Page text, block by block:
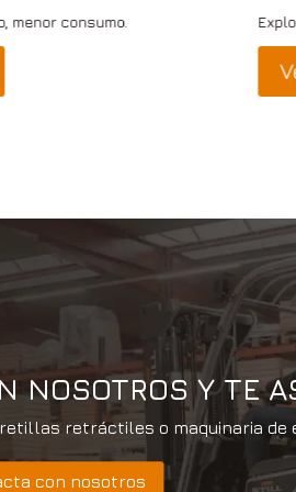
menor consumo.
NOSOTROS Y TE
retráctiles o maquinaria de
con nosotros